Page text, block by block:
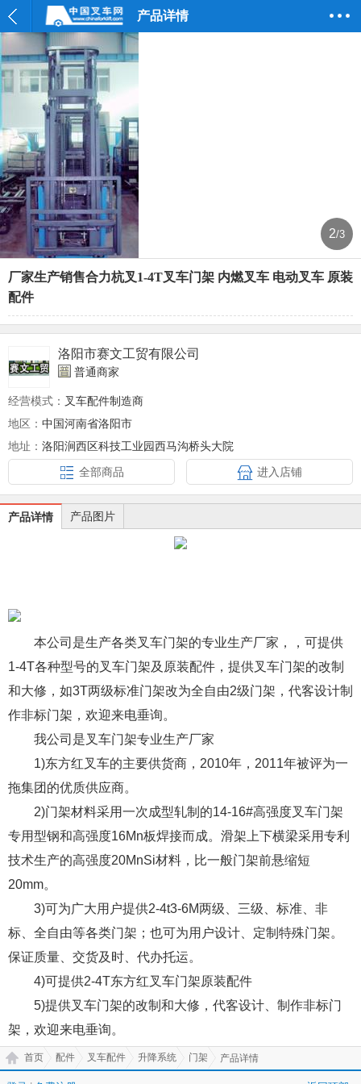
产品详情
2/3
厂家生产销售合力杭叉1-4T叉车门架 内燃叉车 电动叉车 原装
配件
洛阳市赛文工贸有限公司
普通商家
经营模式： 叉车配件制造商
地区： 中国河南省洛阳市
地址： 洛阳涧西区科技工业园西马沟桥头大院
全部商品
进入店铺
产品详情 产品图片
本公司是生产各类叉车门架的专业生产厂家，，可提供
1-4T各种型号的叉车门架及原装配件，提供叉车门架的改制
和大修，如3T两级标准门架改为全自由2级门架，代客设计制
作非标门架，欢迎来电垂询。
我公司是叉车门架专业生产厂家
1)东方红叉车的主要供货商，2010年，2011年被评为一
拖集团的优质供应商。
2)门架材料采用一次成型轧制的14-16#高强度叉车门架
专用型钢和高强度16Mn板焊接而成。滑架上下横梁采用专利
技术生产的高强度20MnSi材料，比一般门架前悬缩短
20mm。
3)可为广大用户提供2-4t3-6M两级、三级、标准、非
标、全自由等各类门架；也可为用户设计、定制特殊门架。
保证质量、交货及时、代办托运。
4)可提供2-4T东方红叉车门架原装配件
5)提供叉车门架的改制和大修，代客设计、制作非标门
架，欢迎来电垂询。
首页 配件 叉车配件 升降系统 门架 产品详情